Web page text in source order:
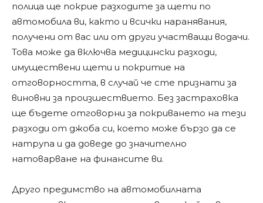
полица ще покрие разходите за щети по
автомобила ви, както и всички наранявания,
получени от вас или от други участващи водачи.
Това може да включва медицински разходи,
имуществени щети и покритие на
отговорността, в случай че сте признати за
виновни за произшествието. Без застраховка
ще бъдете отговорни за покриването на тези
разходи от джоба си, което може бързо да се
натрупа и да доведе до значително
натоварване на финансите ви.
Друго предимство на автомобилната